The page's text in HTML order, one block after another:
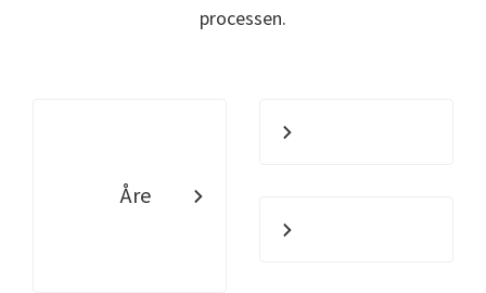
processen.
Åre